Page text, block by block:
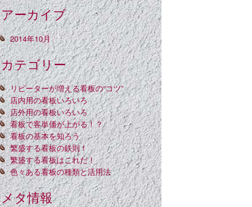
アーカイブ
2014年10月
カテゴリー
リピーターが増える看板の“コツ”
店内用の看板いろいろ
店外用の看板いろいろ
看板で客単価が上がる！？
看板の基本を知ろう
繁盛する看板の鉄則！
繁盛する看板はこれだ！
色々ある看板の種類と活用法
メタ情報